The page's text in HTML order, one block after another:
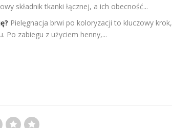
składnik tkanki łącznej, a ich obecność...
Pielęgnacja brwi po koloryzacji to kluczowy krok,
Po zabiegu z użyciem henny,...